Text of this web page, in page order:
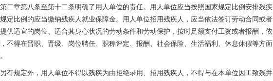
章第八条至第十二条明确了用人单位的责任。用人单位应当按照国家规定比例安排残疾
定比例的应当缴纳残疾人就业保障金。用人单位招用残疾人，应当依法签订劳动合同或者
供适宜的岗位、适合其身心状况的劳动条件和劳动保护，按时足额支付工资或者报酬，依
不得在晋职、晋级、岗位聘任、职称评定、报酬、社会保险、生活福利、休息休假等方面
规定外，用人单位不得以残疾为由拒绝录用、招用残疾人，不得与在本单位因工致残并